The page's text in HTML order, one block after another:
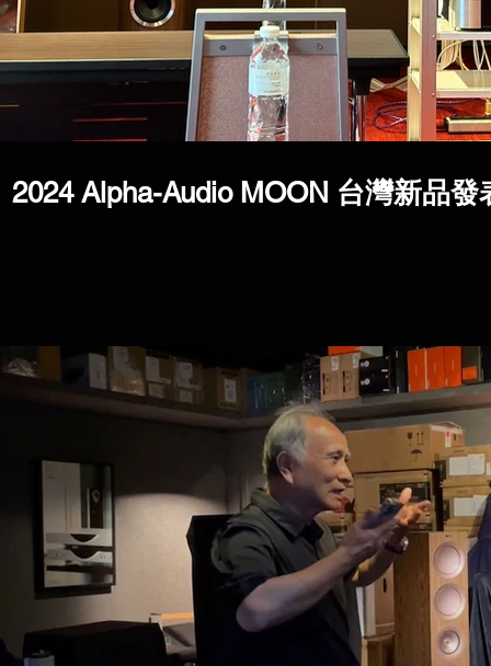
2024 Alpha-Audio MOON 台灣新